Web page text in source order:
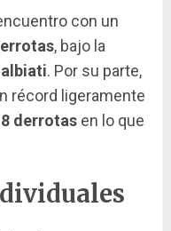
con un
, bajo la
. Por su parte,
récord ligeramente
derrotas en lo que